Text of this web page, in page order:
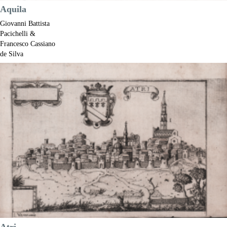
Aquila
Giovanni Battista
Pacichelli &
Francesco Cassiano
de Silva
Riferimento:
Misure:
185 x 140 mm
Anno:
1703
Luogo di Stampa:
Napoli
DESCRIZIONE